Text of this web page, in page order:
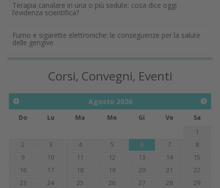
Terapia canalare in una o più sedute: cosa dice oggi
l’evidenza scientifica?
Fumo e sigarette elettroniche: le conseguenze per la salute
delle gengive
Corsi, Convegni, Eventi
Agosto 2026
Do Lu Ma Me Gi Ve
Sa
1
2
3 4 5 6 7
8
9
10 11 12 13 14
15
16
17 18 19 20 21
22
23
24 25 26 27 28
29